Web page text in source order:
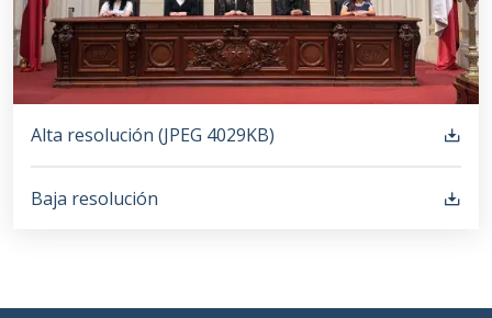
Alta resolución (JPEG 4029KB)
Baja resolución